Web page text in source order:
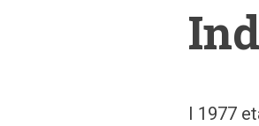
I 1977